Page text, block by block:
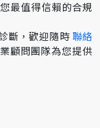
最值得信賴的合規
斷，歡迎隨時 聯絡
顧問團隊為您提供